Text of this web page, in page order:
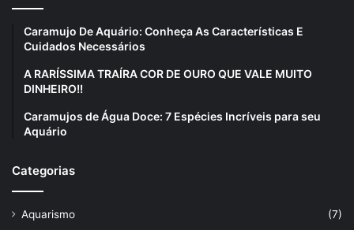
Caramujo De Aquário: Conheça As Características E
Cuidados Necessários
A RARÍSSIMA TRAÍRA COR DE OURO QUE VALE MUITO
DINHEIRO!!
Caramujos de Água Doce: 7 Espécies Incríveis para seu
Aquário
Categorias
Aquarismo
(7)